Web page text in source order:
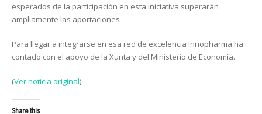
esperados de la participación en esta iniciativa superarán
ampliamente las aportaciones
Para llegar a integrarse en esa red de excelencia Innopharma ha
contado con el apoyo de la Xunta y del Ministerio de Economía.
(Ver noticia original)
Share this